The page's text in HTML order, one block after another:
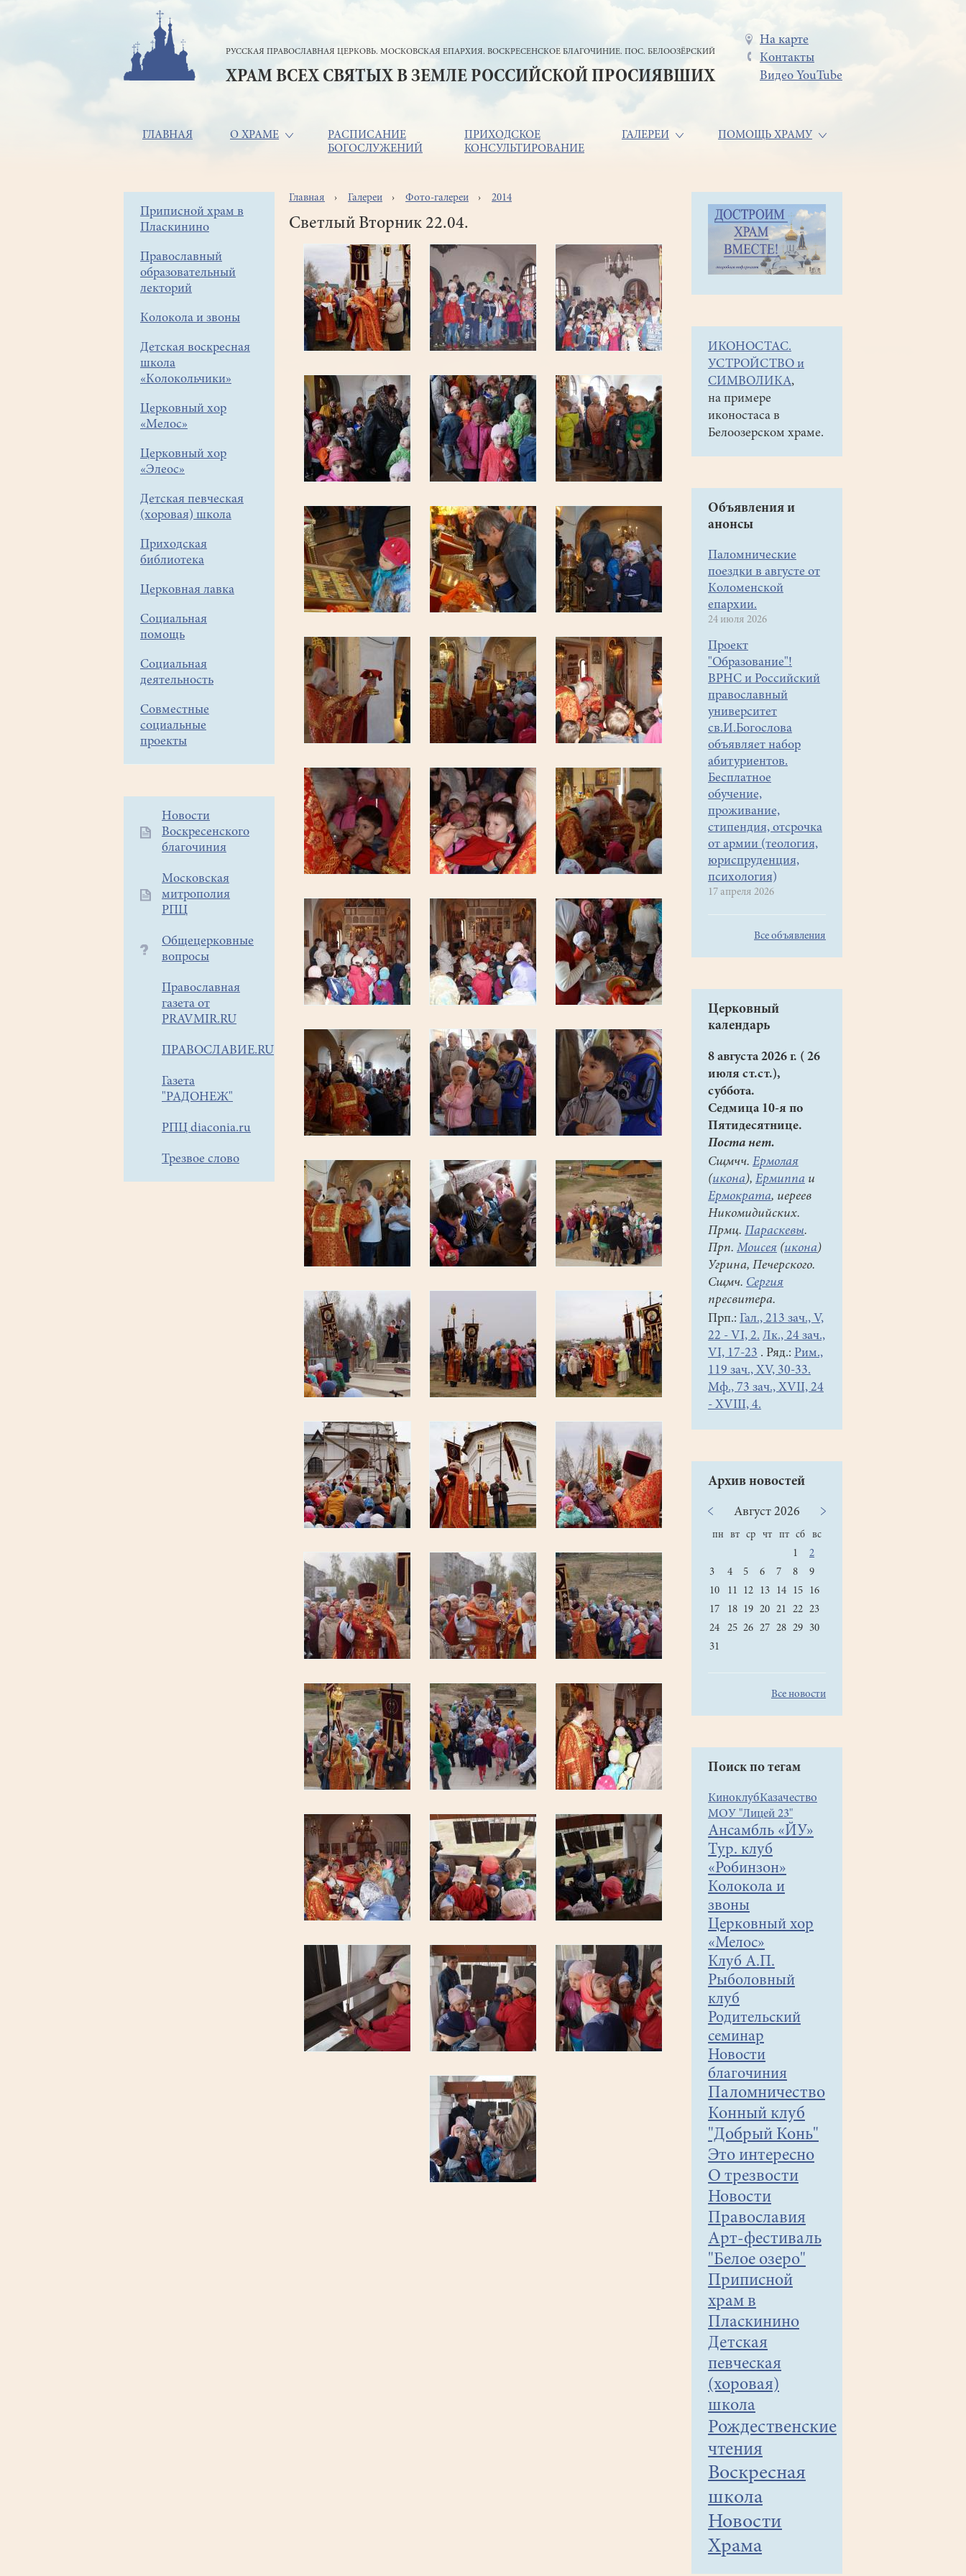
РУССКАЯ ПРАВОСЛАВНАЯ ЦЕРКОВЬ. МОСКОВСКАЯ ЕПАРХИЯ. ВОСКРЕСЕНСКОЕ БЛАГОЧИНИЕ. ПОС. БЕЛООЗЁРСКИЙ
ХРАМ ВСЕХ СВЯТЫХ В ЗЕМЛЕ РОССИЙСКОЙ ПРОСИЯВШИХ
Меню
в
На карте
Контакты
Видео YouTube
Основная
ГЛАВНАЯ О ХРАМЕ
РАСПИСАНИЕ
БОГОСЛУЖЕНИЙ
ПРИХОДСКОЕ
КОНСУЛЬТИРОВАНИЕ
ГАЛЕРЕИ ПОМОЩЬ ХРАМУ
Боковое
меню
Приписной храм в
Пласкинино
Православный
образовательный
лекторий
Колокола и звоны
Детская воскресная
школа
«Колокольчики»
Церковный хор
«Мелос»
Церковный хор
«Элеос»
Детская певческая
(хоровая) школа
Приходская
библиотека
Церковная лавка
Социальная
помощь
Социальная
деятельность
Совместные
социальные
проекты
Дополнительное
меню
Новости
Воскресенского
благочиния
Московская
митрополия
РПЦ
Общецерковные
вопросы
Православная
газета от
PRAVMIR.RU
ПРАВОСЛАВИЕ.RU
Газета
"РАДОНЕЖ"
РПЦ diaconia.ru
Трезвое слово
Строка
навигации
Главная Галереи Фото-галереи 2014
Светлый Вторник 22.04.
ИКОНОСТАС.
УСТРОЙСТВО и
СИМВОЛИКА,
на примере
иконостаса в
Белоозерском храме.
Объявления и
анонсы
Паломнические
поездки в августе от
Коломенской
епархии.
24 июля 2026
Проект
"Образование"!
ВРНС и Российский
православный
университет
св.И.Богослова
объявляет набор
абитуриентов.
Бесплатное
обучение,
проживание,
стипендия, отсрочка
от армии (теология,
юриспруденция,
психология)
17 апреля 2026
Все объявления
Церковный
календарь
8 августа 2026 г. ( 26
июля ст.ст.),
суббота.
Седмица 10-я по
Пятидесятнице.
Поста нет.
Сщмчч. Ермолая
(икона), Ермиппа и
Ермократа, иереев
Никомидийских.
Прмц. Параскевы.
Прп. Моисея (икона)
Угрина, Печерского.
Сщмч. Сергия
пресвитера.
Прп.: Гал., 213 зач., V,
22 - VI, 2. Лк., 24 зач.,
VI, 17-23 . Ряд.: Рим.,
119 зач., XV, 30-33.
Мф., 73 зач., XVII, 24
- XVIII, 4.
Архив новостей
Август 2026
пн вт ср чт пт сб вс
1
2
3
4 5 6 7 8
9
10
11 12 13 14 15
16
17
18 19 20 21 22 23
24
25 26 27 28 29
30
31
Все новости
Поиск по тегам
КиноклубКазачество
МОУ "Лицей 23"
Ансамбль «ЙУ»
Тур. клуб
«Робинзон»
Колокола и
звоны
Церковный хор
«Мелос»
Клуб А.П.
Рыболовный
клуб
Родительский
семинар
Новости
благочиния
Паломничество
Конный клуб
"Добрый Конь"
Это интересно
О трезвости
Новости
Православия
Арт-фестиваль
"Белое озеро"
Приписной
храм в
Пласкинино
Детская
певческая
(хоровая)
школа
Рождественские
чтения
Воскресная
школа
Новости
Храма